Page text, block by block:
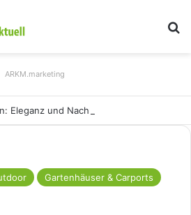
ARKM.marketing
Gartenhäuser & Carports